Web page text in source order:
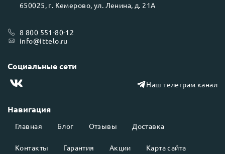
Навигация
Главная Блог Отзывы Доставка
Контакты Гарантия Акции Карта сайта
650025, г. Кемерово, ул. Ленина, д. 21А
8 800 551-80-12
info@ittelo.ru
Социальные сети
Наш телеграм канал